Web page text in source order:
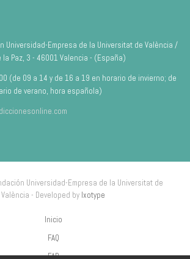
Universidad-Empresa de la Universitat de València /
la Paz, 3 - 46001 Valencia - (España)
(de 09 a 14 y de 16 a 19 en horario de invierno; de
de verano, hora española)
Universidad-Empresa de la Universitat de
València - Developed by Ixotype
Inicio
FAQ
FAP